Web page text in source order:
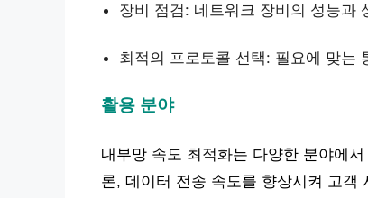
장비 점검: 네트워크 장비의 성능과
최적의 프로토콜 선택: 필요에 맞는
활용 분야
내부망 속도 최적화는 다양한 분야에
론, 데이터 전송 속도를 향상시켜 고객